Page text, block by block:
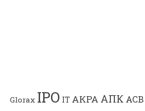
Glorax IPO IT АКРА АПК АСВ